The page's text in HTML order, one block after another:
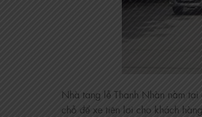
Nhà tang lễ Thanh Nhàn nằm
chỗ để xe tiện lơi cho khách